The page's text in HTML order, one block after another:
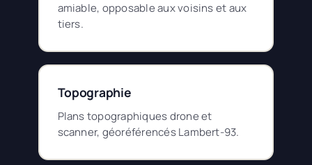
amiable, opposable aux voisins et aux
tiers.
Topographie
Plans topographiques drone et
scanner, géoréférencés Lambert-93.